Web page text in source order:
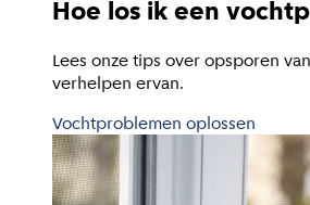
Hoe los ik een
Lees onze tips over opsporen
verhelpen ervan.
Vochtproblemen oplossen